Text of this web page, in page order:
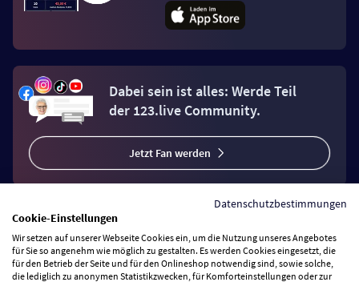
Dabei sein ist alles: Werde Teil
der 123.live Community.
Jetzt Fan werden
Vertrag widerrufen
Datenschutzbestimmungen
Cookie-Einstellungen
Wir setzen auf unserer Webseite Cookies ein, um die Nutzung unseres Angebotes
für Sie so angenehm wie möglich zu gestalten. Es werden Cookies eingesetzt, die
für den Betrieb der Seite und für den Onlineshop notwendig sind, sowie solche,
die lediglich zu anonymen Statistikzwecken, für Komforteinstellungen oder zur